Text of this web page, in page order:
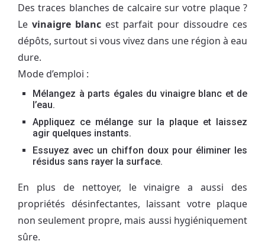
Des traces blanches de calcaire sur votre plaque ?
Le vinaigre blanc est parfait pour dissoudre ces
dépôts, surtout si vous vivez dans une région à eau
dure.
Mode d’emploi :
Mélangez à parts égales du vinaigre blanc et de
l’eau.
Appliquez ce mélange sur la plaque et laissez
agir quelques instants.
Essuyez avec un chiffon doux pour éliminer les
résidus sans rayer la surface.
En plus de nettoyer, le vinaigre a aussi des
propriétés désinfectantes, laissant votre plaque
non seulement propre, mais aussi hygiéniquement
sûre.